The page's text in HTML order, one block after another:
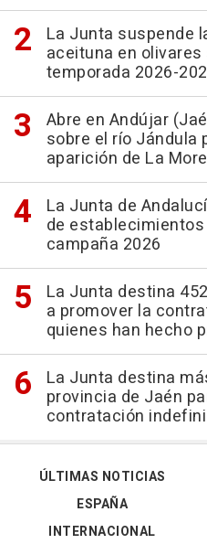
La Junta suspende
aceituna en
temporada 2026-
Abre en Andújar
sobre el río Jándula
aparición de La
La Junta de
de
campaña 2026
La Junta destina
a promover la
quienes han hecho
La Junta destina
provincia de Jaén
contratación
ÚLTIMAS NOTICIAS
ESPAÑA
INTERNACIONAL